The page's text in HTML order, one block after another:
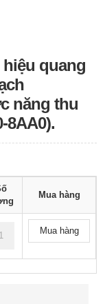
quang
năng thu
8AA0).
Mua hàng
Mua hàng